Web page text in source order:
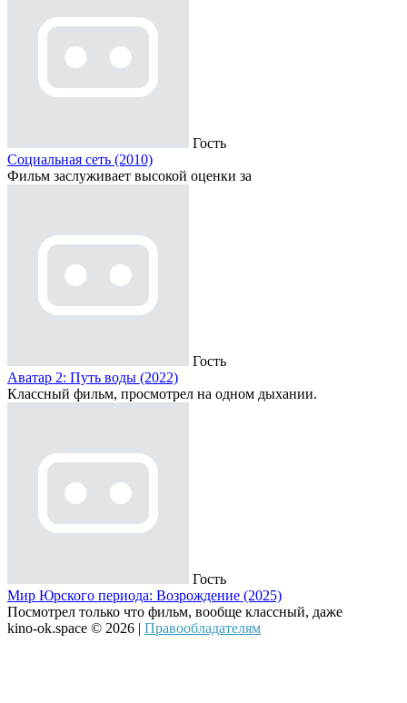
Гость
Социальная сеть (2010)
Фильм заслуживает высокой оценки за
Гость
Аватар 2: Путь воды (2022)
Классный фильм, просмотрел на одном дыхании.
Гость
Мир Юрского периода: Возрождение (2025)
Посмотрел только что фильм, вообще классный, даже
kino-ok.space © 2026 | Правообладателям